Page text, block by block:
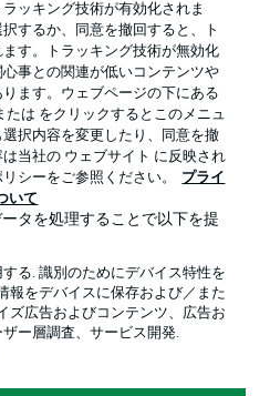
APP
ッキング技術が有効化されま
するか、同意を撤回すると、ト
す。トラッキング技術が無効化
事との関連が低いコンテンツや
ます。ウェブページの下にある
は をクリックするとこのメニュ
択内容を変更したり、同意を撤
当社の ウェブサイト に反映され
シーをご参照ください。
プライ
いて
タを処理することで以下を提
る. 識別のためにデバイス特性を
報をデバイスに保存および／また
ズ広告およびコンテンツ、広告お
ー層調査、サービス開発.